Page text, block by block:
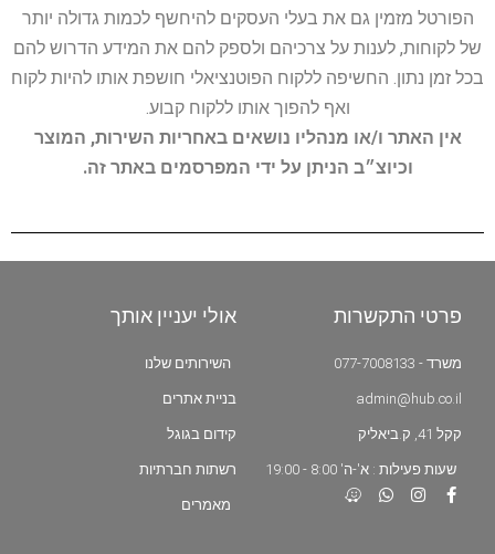
הפורטל מזמין גם את בעלי העסקים להיחשף לכמות גדולה יותר
של לקוחות, לענות על צרכיהם ולספק להם את המידע הדרוש להם
בכל זמן נתון. החשיפה ללקוח הפוטנציאלי חושפת אותו להיות לקוח
ואף להפוך אותו ללקוח קבוע.
אין האתר ו/או מנהליו נושאים באחריות השירות, המוצר
וכיוצ״ב הניתן על ידי המפרסמים באתר זה.
פרטי התקשרות
משרד - 077-7008133
admin@hub.co.il
קקל 41, ק.ביאליק
שעות פעילות : א'-ה' 8:00 - 19:00
אולי יעניין אותך
השירותים שלנו
בניית אתרים
קידום בגוגל
רשתות חברתיות
מאמרים